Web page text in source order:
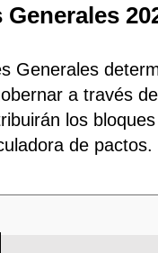
Generales
a través
los
de pactos.